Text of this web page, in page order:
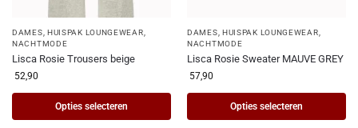
DAMES HUISPAK LOUNGEWEAR
NACHTMODE
Lisca Rosie Trousers beige
52,90
Opties selecteren
DAMES HUISPAK LOUNGEWEAR
NACHTMODE
Lisca Rosie Sweater MAUVE GREY
57,90
Opties selecteren